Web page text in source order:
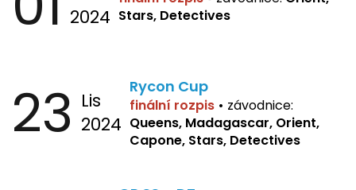
2024 Stars, Detectives
23 Lis
2024
Rycon Cup
finální rozpis • závodnice:
Queens, Madagascar, Orient,
Capone, Stars, Detectives